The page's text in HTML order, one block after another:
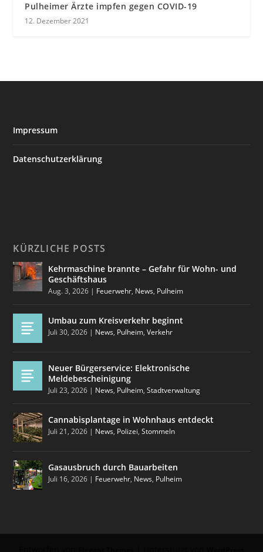
Pulheimer Ärzte impfen gegen COVID-19
12. Dezember 2021
Impressum
Datenschutzerklärung
KÜRZLICHE POSTS
Kehrmaschine brannte – Gefahr für Wohn- und
Geschäftshaus
Aug. 3, 2026 | Feuerwehr, News, Pulheim
Umbau zum Kreisverkehr beginnt
Juli 30, 2026 | News, Pulheim,Verkehr
Neuer Bürgerservice: Elektronische
Meldebescheinigung
Juli 23, 2026 | News, Pulheim,Stadtverwaltung
Cannabisplantage in Wohnhaus entdeckt
Juli 21, 2026 | News, Polizei,Stommeln
Gasausbruch durch Bauarbeiten
Juli 16, 2026 | Feuerwehr, News, Pulheim